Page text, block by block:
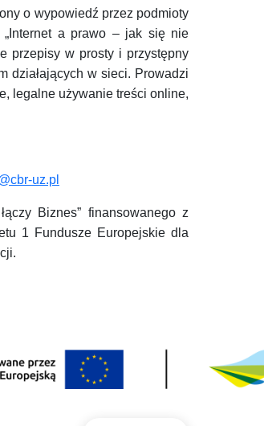
o wypowiedź przez podmioty
a prawo – jak się nie
przepisy w prosty i przystępny
działających w sieci. Prowadzi
legalne używanie treści online,
uz.pl
Biznes” finansowanego z
1 Fundusze Europejskie dla